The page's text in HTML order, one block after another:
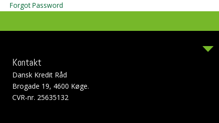
Forgot Password
Kontakt
Dansk Kredit Råd
Brogade 19, 4600 Køge.
CVR-nr. 25635132